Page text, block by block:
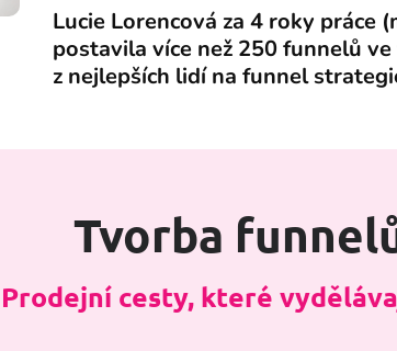
Lucie Lorencová za 4 roky práce
postavila více než 250 funnelů
z nejlepších lidí na funnel
Tvorba
Prodejní cesty, které